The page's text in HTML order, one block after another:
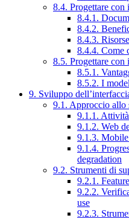
8.4. Progettare con
8.4.1.
8.4.2.
8.4.3.
8.4.4. Come
8.5. Progettare
8.5.1.
8.5.2. I
9. Sviluppo
9.1. Approccio allo
9.1.1.
9.1.2. Web
9.1.3.
9.1.4.
degradation
9.2. Strumenti di
9.2.1.
9.2.2.
use
9.2.3.